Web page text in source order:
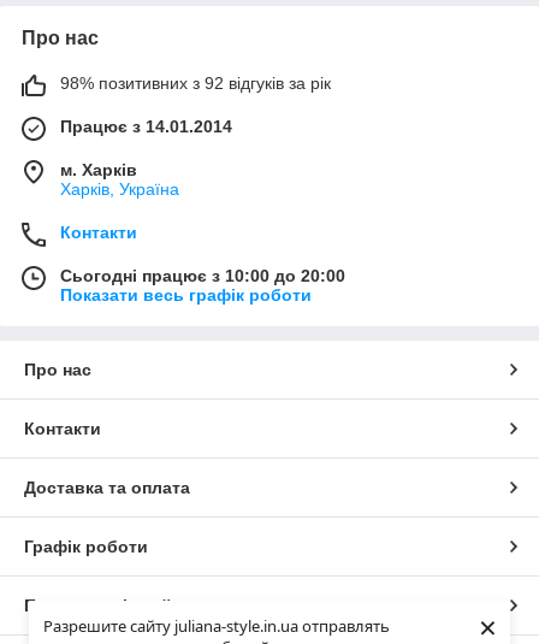
Разрешите сайту juliana-style.in.ua отправлять
×
Про нас
98% позитивних з 92 відгуків за рік
Працює з 14.01.2014
м. Харків
Харків, Україна
Контакти
Сьогодні працює з 10:00 до 20:00
Показати весь графік роботи
Про нас
Контакти
Доставка та оплата
Графік роботи
Повна версія сайту